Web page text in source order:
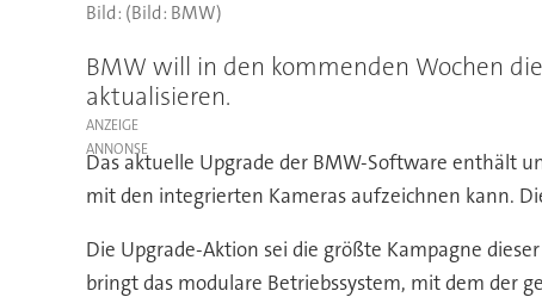
(Bild: BMW)
BMW will in den kommenden Wochen
aktualisieren.
ANZEIGE
Das aktuelle Upgrade der BMW-Software enthält
mit den integrierten Kameras aufzeichnen kann.
Die Upgrade-Aktion sei die größte Kampagne
bringt das modulare Betriebssystem, mit dem der